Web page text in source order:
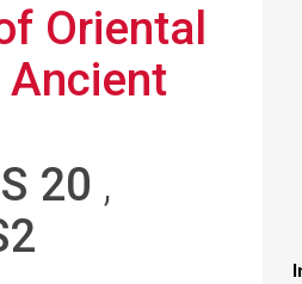
Oriental
Ancient
20 ,